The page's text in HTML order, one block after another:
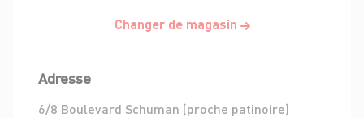
Changer de magasin
Adresse
6/8 Boulevard Schuman (proche patinoire)